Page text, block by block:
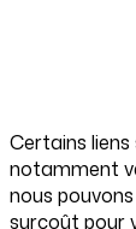
Certains liens
notamment
nous
surcoût pour